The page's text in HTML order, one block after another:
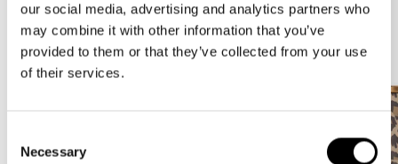
our social media, advertising and analytics partners who
may combine it with other information that you’ve
provided to them or that they’ve collected from your use
of their services.
Selection
Necessary